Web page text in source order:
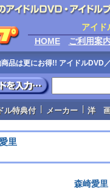
アイド
HOME
ご利用案
品は更にお得!! アイドル
ル特典付 | メーカー | 洋
里
森崎愛